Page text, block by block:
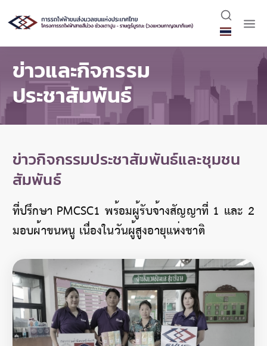
ข่าวและกิจกรรม
ประชาสัมพันธ์
ข่าวกิจกรรมประชาสัมพันธ์และชุมชน
สัมพันธ์
ที่ปรึกษา PMCSC1 พร้อมผู้รับจ้างสัญญาที่ 1 และ 2
มอบผ้าขนหนู เนื่องในวันผู้สูงอายุแห่งชาติ